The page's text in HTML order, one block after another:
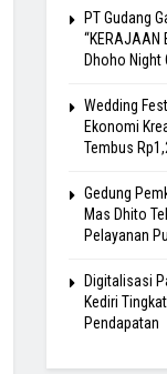
PT Gudang
“KERAJAAN
Dhoho Night
Wedding
Ekonomi
Tembus
Gedung
Mas Dhito
Pelayanan
Digitalisasi
Kediri
Pendapatan